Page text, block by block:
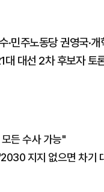
·민주노동당 권영국·
대선 2차 후보자 토
든 수사 가능"
지지 없으면 차기